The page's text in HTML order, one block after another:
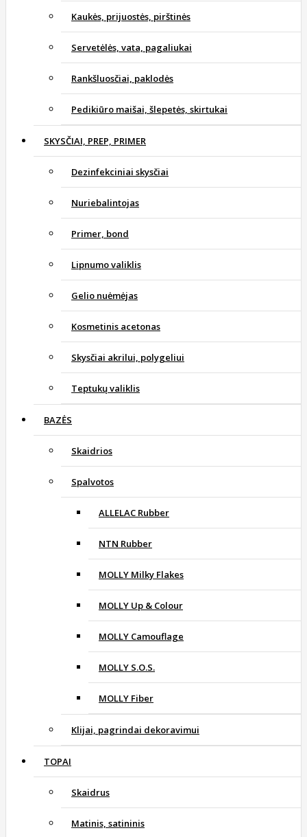
Kaukės, prijuostės, pirštinės
Servetėlės, vata, pagaliukai
Rankšluosčiai, paklodės
Pedikiūro maišai, šlepetės, skirtukai
SKYSČIAI, PREP, PRIMER
Dezinfekciniai skysčiai
Nuriebalintojas
Primer, bond
Lipnumo valiklis
Gelio nuėmėjas
Kosmetinis acetonas
Skysčiai akrilui, polygeliui
Teptukų valiklis
BAZĖS
Skaidrios
Spalvotos
ALLELAC Rubber
NTN Rubber
MOLLY Milky Flakes
MOLLY Up & Colour
MOLLY Camouflage
MOLLY S.O.S.
MOLLY Fiber
Klijai, pagrindai dekoravimui
TOPAI
Skaidrus
Matinis, satininis